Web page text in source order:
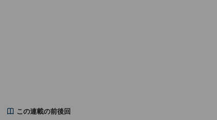
この連載の前後回